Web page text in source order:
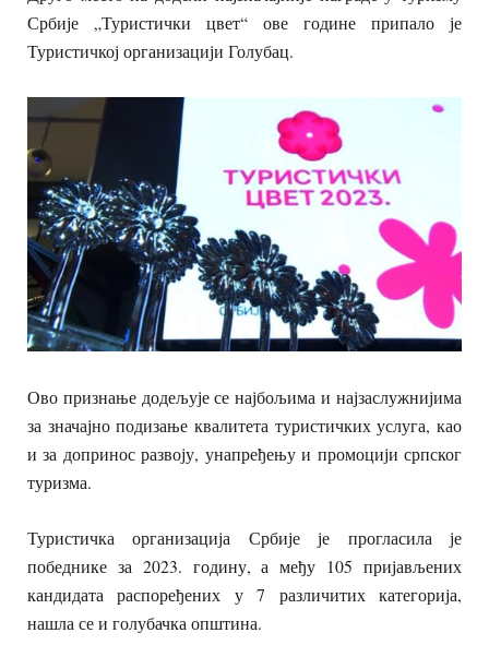
Србије „Туристички цвет“ ове године припало је
Туристичкој организацији Голубац.
Ово признање додељује се најбољима и најзаслужнијима
за значајно подизање квалитета туристичких услуга, као
и за допринос развоју, унапређењу и промоцији српског
туризма.
Туристичка организација Србије је прогласила је
победнике за 2023. годину, а међу 105 пријављених
кандидата распоређених у 7 различитих категорија,
нашла се и голубачка општина.